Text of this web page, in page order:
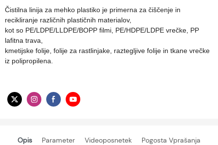
Čistilna linija za mehko plastiko je primerna za čiščenje in
recikliranje različnih plastičnih materialov,
kot so PE/LDPE/LLDPE/BOPP filmi, PE/HDPE/LDPE vrečke, PP
lafitna trava,
kmetijske folije, folije za rastlinjake, raztegljive folije in tkane vrečke
iz polipropilena.
Opis Parameter Videoposnetek Pogosta Vprašanja